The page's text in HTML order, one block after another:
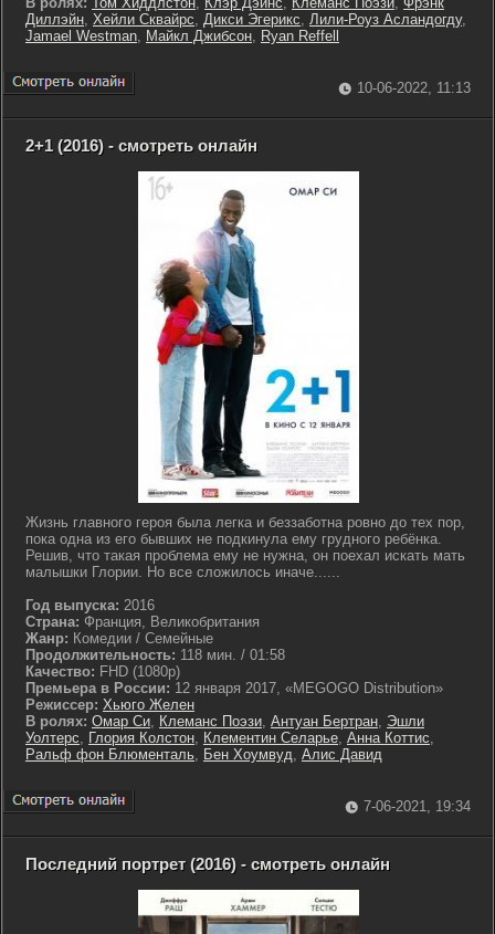
Диллэйн, Хейли Сквайрс, Дикси Эгерикс, Лили-Роуз Асландогду,
Jamael Westman, Майкл Джибсон, Ryan Reffell
10-06-2022, 11:13
2+1 (2016) - смотреть онлайн
Жизнь главного героя была легка и беззаботна ровно до тех пор,
пока одна из его бывших не подкинула ему грудного ребёнка.
Решив, что такая проблема ему не нужна, он поехал искать мать
малышки Глории. Но все сложилось иначе......
Год выпуска: 2016
Страна: Франция, Великобритания
Жанр: Комедии / Семейные
Продолжительность: 118 мин. / 01:58
Качество: FHD (1080p)
Премьера в России: 12 января 2017, «MEGOGO Distribution»
Режиссер: Хьюго Желен
В ролях: Омар Си, Клеманс Поэзи, Антуан Бертран, Эшли
Уолтерс, Глория Колстон, Клементин Селарье, Анна Коттис,
Ральф фон Блюменталь, Бен Хоумвуд, Алис Давид
7-06-2021, 19:34
Последний портрет (2016) - смотреть онлайн